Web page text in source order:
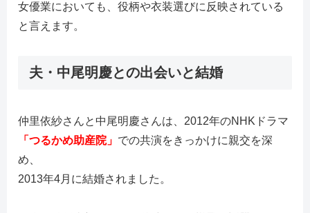
女優業においても、役柄や衣装選びに反映されている
と言えます。
夫・中尾明慶との出会いと結婚
仲里依紗さんと中尾明慶さんは、2012年のNHKドラマ
「つるかめ助産院」 での共演をきっかけに親交を深
め、
2013年4月に結婚されました。